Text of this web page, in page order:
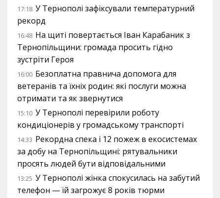
17:18 У Тернополі зафіксували температурний
рекорд
16:48 На щиті повертається Іван Карабаник з
Тернопільщини: громада просить гідно
зустріти Героя
16:00 Безоплатна правнича допомога для
ветеранів та їхніх родин: які послуги можна
отримати та як звернутися
15:10 У Тернополі перевірили роботу
кондиціонерів у громадському транспорті
14:33 Рекордна спека і 12 пожеж в екосистемах
за добу на Тернопільщині: рятувальники
просять людей бути відповідальними
13:25 У Тернополі жінка спокусилась на забутий
телефон — їй загрожує 8 років тюрми